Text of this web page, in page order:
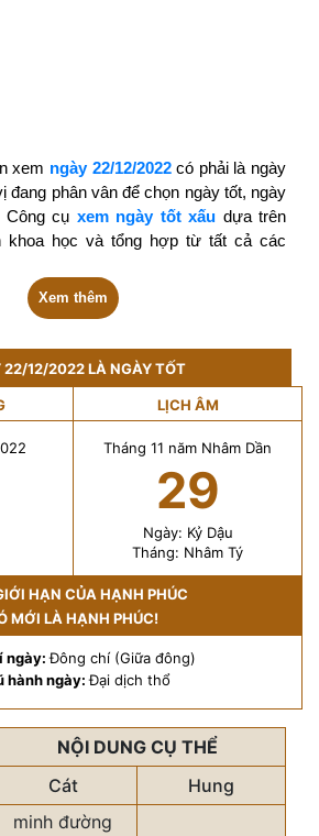
xem ngày 22/12/2022có phải là ngày
đang phân vân để chọn ngày tốt, ngày
cụ xem ngày tốt xấu dựa trên
khoa học và tổng hợp từ tất cả các
Xem thêm
22/12/2022 LÀ NGÀY TỐT
LỊCH ÂM
Tháng 11 năm Nhâm Dần
29
Ngày: Kỷ Dậu
Tháng: Nhâm Tý
HẠN CỦA HẠNH PHÚC
MỚI LÀ HẠNH PHÚC!
ngày:Đông chí (Giữa đông)
hành ngày:Đại dịch thổ
NỘI DUNG CỤ THỂ
Cát
Hung
minh đường